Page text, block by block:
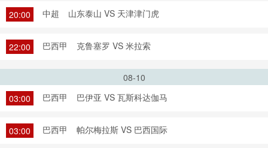
20:00 中超 山东泰山 VS 天津津门虎
22:00 巴西甲 克鲁塞罗 VS 米拉索
08-10
03:00
巴西甲 巴伊亚 VS 瓦斯科达伽马
03:00 巴西甲 帕尔梅拉斯 VS 巴西国际